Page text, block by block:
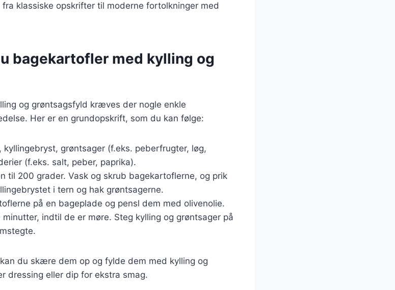
klassiske opskrifter til moderne fortolkninger med
bagekartofler med kylling og
og grøntsagsfyld kræves der nogle enkle
Her er en grundopskrift, som du kan følge:
kyllingebryst, grøntsager (f.eks. peberfrugter, løg,
(f.eks. salt, peber, paprika).
til 200 grader. Vask og skrub bagekartoflerne, og prik
i tern og hak grøntsagerne.
på en bageplade og pensl dem med olivenolie.
indtil de er møre. Steg kylling og grøntsager på
du skære dem op og fylde dem med kylling og
dressing eller dip for ekstra smag.